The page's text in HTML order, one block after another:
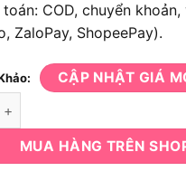
toán: COD, chuyển
ZaloPay, ShopeePay).
CẬP NHẬT GIÁ
đa năng gấp trượt NIKITA
MUA HÀNG TRÊN